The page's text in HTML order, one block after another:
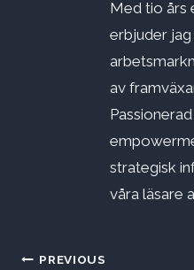
Med tio års
erbjuder jag
av
strategisk
våra läsare
PREVIOUS